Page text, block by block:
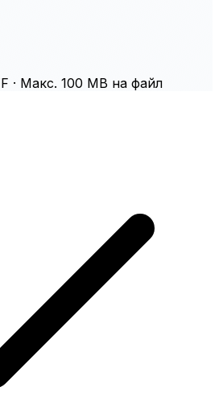
· Макс. 100 MB на файл